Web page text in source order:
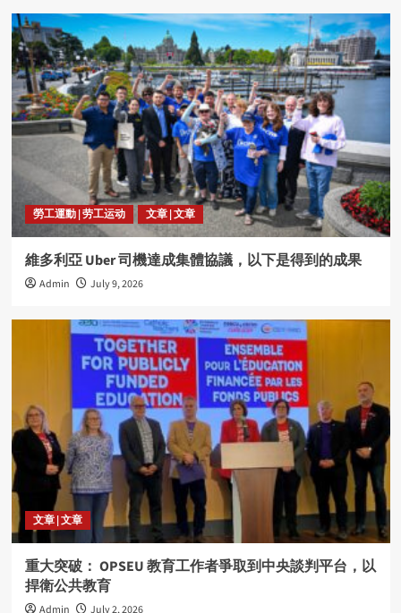
勞工運動 | 劳工运动 文章 | 文章
維多利亞 Uber 司機達成集體協議，以下是得到的成果
Admin July 9, 2026
文章 | 文章
重大突破： OPSEU 教育工作者爭取到中央談判平台，以
捍衛公共教育
Admin July 2, 2026